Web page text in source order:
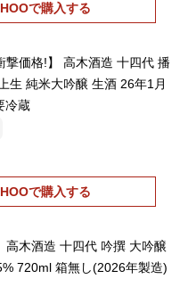
で購入する
撃価格!】 高木酒造 十四代 播
生 純米大吟醸 生酒 26年1月
冷蔵
で購入する
木酒造 十四代 吟撰 大吟醸
720ml 箱無し(2026年製造)